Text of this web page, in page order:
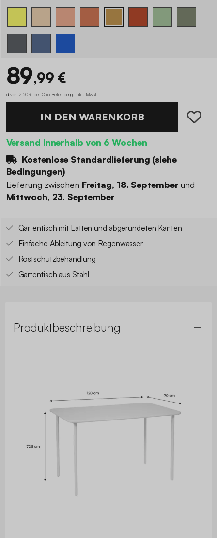
89,99 €
davon 2,50 € der Öko-Beteiligung inkl. Mwst.
IN DEN WARENKORB
Versand innerhalb von 6 Wochen
Kostenlose Standardlieferung (siehe
Bedingungen)
Lieferung zwischen Freitag, 18. September und
Mittwoch, 23. September
Gartentisch mit Latten und abgerundeten Kanten
Einfache Ableitung von Regenwasser
Rostschutzbehandlung
Gartentisch aus Stahl
Produktbeschreibung